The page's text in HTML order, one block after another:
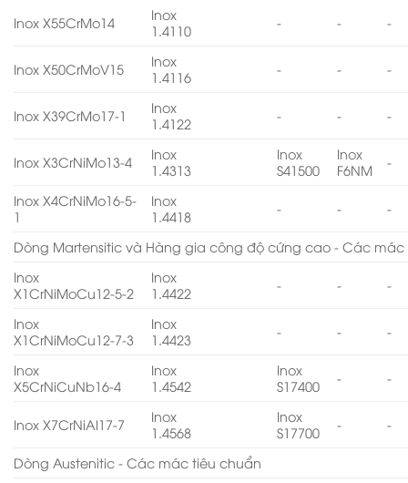
Inox X55CrMo14
Inox
1.4110
- - -
Inox X50CrMoV15
Inox
1.4116
- - -
Inox X39CrMo17-1
Inox
1.4122
- - -
Inox X3CrNiMo13-4
Inox
1.4313
Inox
S41500
Inox
F6NM
-
Inox X4CrNiMo16-5-
1
Inox
1.4418
- - -
Dòng Martensitic và Hàng gia công độ cứng cao - Các
Inox
X1CrNiMoCu12-5-2
Inox
1.4422
- - -
Inox
X1CrNiMoCu12-7-3
Inox
1.4423
- - -
Inox
X5CrNiCuNb16-4
Inox
1.4542
Inox
S17400
- -
Inox X7CrNiAl17-7
Inox
1.4568
Inox
S17700
- -
Dòng Austenitic - Các mác tiêu chuẩn